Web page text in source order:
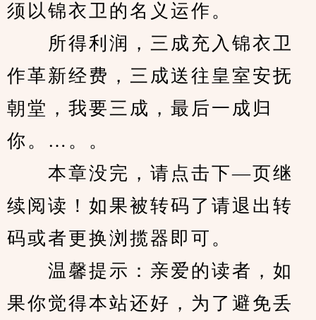
须以锦衣卫的名义运作。
所得利润，三成充入锦衣卫
作革新经费，三成送往皇室安抚
朝堂，我要三成，最后一成归
你。…。。
本章没完，请点击下—页继
续阅读！如果被转码了请退出转
码或者更换浏揽器即可。
温馨提示：亲爱的读者，如
果你觉得本站还好，为了避免丢